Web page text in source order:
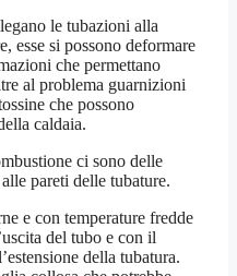
le tubazioni alla
esse si possono deformare
che permettano
al problema guarnizioni
che possono
caldaia.
ci sono delle
pareti delle tubature.
e con temperature fredde
del tubo e con il
della tubatura.